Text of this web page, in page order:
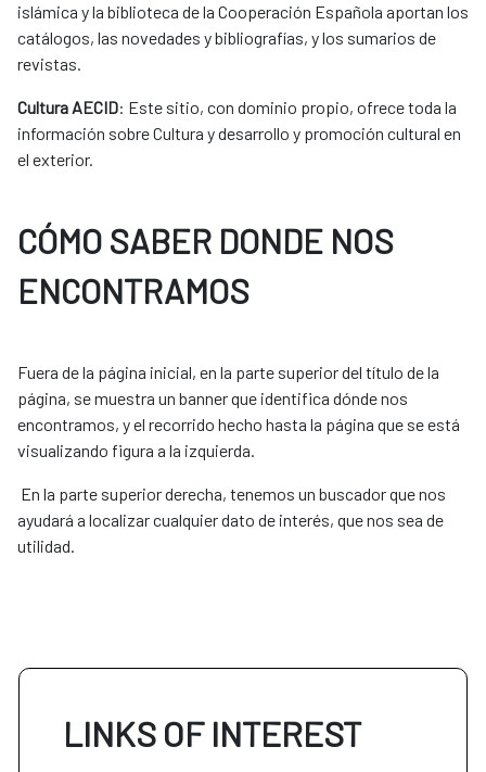
islámica y la biblioteca de la Cooperación Española aportan los
catálogos, las novedades y bibliografías, y los sumarios de
revistas.
Cultura AECID: Este sitio, con dominio propio, ofrece toda la
información sobre Cultura y desarrollo y promoción cultural en
el exterior.
CÓMO SABER DONDE NOS
ENCONTRAMOS
Fuera de la página inicial, en la parte superior del título de la
página, se muestra un banner que identifica dónde nos
encontramos, y el recorrido hecho hasta la página que se está
visualizando figura a la izquierda.
En la parte superior derecha, tenemos un buscador que nos
ayudará a localizar cualquier dato de interés, que nos sea de
utilidad.
LINKS OF INTEREST